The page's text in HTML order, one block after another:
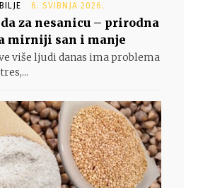
6. SVIBNJA 2026.
za nesanicu – prirodna
mirniji san i manje
više ljudi danas ima problema